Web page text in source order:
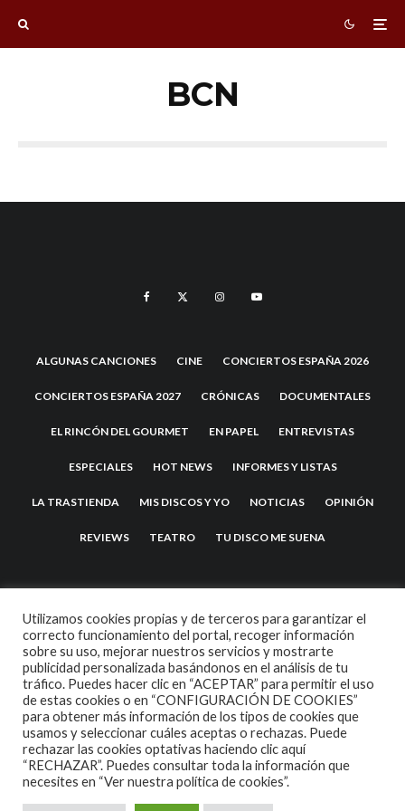
BCN
ALGUNAS CANCIONES CINE CONCIERTOS ESPAÑA 2026
CONCIERTOS ESPAÑA 2027 CRÓNICAS DOCUMENTALES
EL RINCÓN DEL GOURMET EN PAPEL ENTREVISTAS
ESPECIALES HOT NEWS INFORMES Y LISTAS
LA TRASTIENDA MIS DISCOS Y YO NOTICIAS OPINIÓN
REVIEWS TEATRO TU DISCO ME SUENA
2007 COPYRIGHT -CODETIPITHEME
Utilizamos cookies propias y de terceros para garantizar el
correcto funcionamiento del portal, recoger información
sobre su uso, mejorar nuestros servicios y mostrarte
publicidad personalizada basándonos en el análisis de tu
tráfico. Puedes hacer clic en “ACEPTAR” para permitir el uso
de estas cookies o en “CONFIGURACIÓN DE COOKIES”
para obtener más información de los tipos de cookies que
usamos y seleccionar cuáles aceptas o rechazas. Puede
rechazar las cookies optativas haciendo clic aquí
“RECHAZAR”. Puedes consultar toda la información que
necesites en “Ver nuestra política de cookies”.